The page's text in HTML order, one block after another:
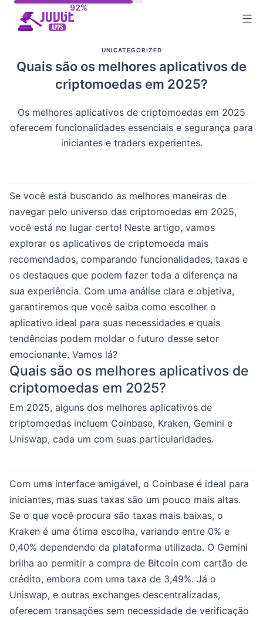
UNICATEGORIZED
Quais são os melhores aplicativos de
criptomoedas em 2025?
Os melhores aplicativos de criptomoedas em 2025
oferecem funcionalidades essenciais e segurança para
iniciantes e traders experientes.
Se você está buscando as melhores maneiras de
navegar pelo universo das criptomoedas em 2025,
você está no lugar certo! Neste artigo, vamos
explorar os aplicativos de criptomoeda mais
recomendados, comparando funcionalidades, taxas e
os destaques que podem fazer toda a diferença na
sua experiência. Com uma análise clara e objetiva,
garantiremos que você saiba como escolher o
aplicativo ideal para suas necessidades e quais
tendências podem moldar o futuro desse setor
emocionante. Vamos lá?
Quais são os melhores aplicativos de
criptomoedas em 2025?
Em 2025, alguns dos melhores aplicativos de
criptomoedas incluem Coinbase, Kraken, Gemini e
Uniswap, cada um com suas particularidades.
Com uma interface amigável, o Coinbase é ideal para
iniciantes, mas suas taxas são um pouco mais altas.
Se o que você procura são taxas mais baixas, o
Kraken é uma ótima escolha, variando entre 0% e
0,40% dependendo da plataforma utilizada. O Gemini
brilha ao permitir a compra de Bitcoin com cartão de
crédito, embora com uma taxa de 3,49%. Já o
Uniswap, e outras exchanges descentralizadas,
oferecem transações sem necessidade de verificação